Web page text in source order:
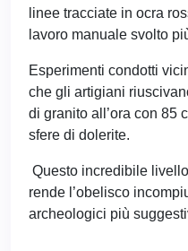
linee tracciate in ocra
lavoro manuale svolto
Esperimenti condotti
che gli artigiani
di granito all’ora con 85
sfere di dolerite.
Questo incredibile
rende l’obelisco
archeologici più